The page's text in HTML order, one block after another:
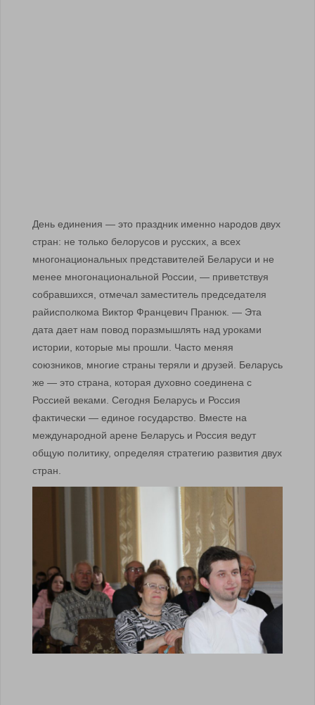
День единения — это праздник именно народов двух
стран: не только белорусов и русских, а всех
многонациональных представителей Беларуси и не
менее многонациональной России, — приветствуя
собравшихся, отмечал заместитель председателя
райисполкома Виктор Францевич Пранюк. — Эта
дата дает нам повод поразмышлять над уроками
истории, которые мы прошли. Часто меняя
союзников, многие страны теряли и друзей. Беларусь
же — это страна, которая духовно соединена с
Россией веками. Сегодня Беларусь и Россия
фактически — единое государство. Вместе на
международной арене Беларусь и Россия ведут
общую политику, определяя стратегию развития двух
стран.